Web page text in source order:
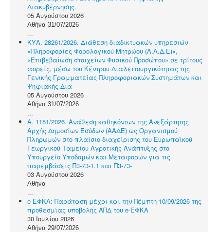
Διακυβέρνησης.
05 Αυγούστου 2026
Αθήνα 31/07/2026
...
ΚΥΑ. 28261/2026. Διάθεση διαδικτυακών υπηρεσιών
«Πληροφορίες Φορολογικού Μητρώου (Α.Α.Δ.Ε)»,
«Επιβεβαίωση στοιχείων Φυσικού Προσώπου» σε τρίτους
φορείς, μέσω του Κέντρου Διαλειτουργικότητας της
Γενικής Γραμματείας Πληροφοριακών Συστημάτων και
Ψηφιακής Δια
05 Αυγούστου 2026
Αθήνα 31/07/2026
...
Α. 1151/2026. Ανάθεση καθηκόντων της Ανεξάρτητης
Αρχής Δημοσίων Εσόδων (ΑΑΔΕ) ως Οργανισμού
Πληρωμών στο πλαίσιο διαχείρισης του Ευρωπαϊκού
Γεωργικού Ταμείου Αγροτικής Ανάπτυξης στο
Υπουργείο Υποδομών και Μεταφορών για τις
παρεμβάσεις Π3-73-1.1 και Π3-73-
03 Αυγούστου 2026
Αθήνα
...
e-ΕΦΚΑ: Παράταση μέχρι και την Πέμπτη 10/09/2026 της
προθεσμίας υποβολής ΑΠΔ του e-ΕΦΚΑ
30 Ιουλίου 2026
Αθήνα 29/07/2026